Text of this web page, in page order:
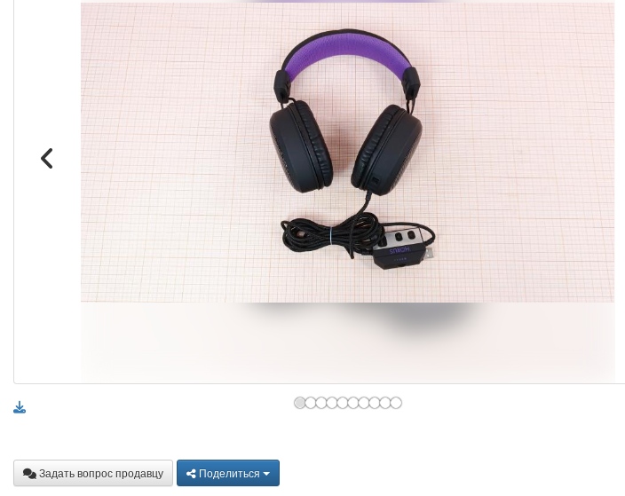
Задать вопрос продавцу Поделиться